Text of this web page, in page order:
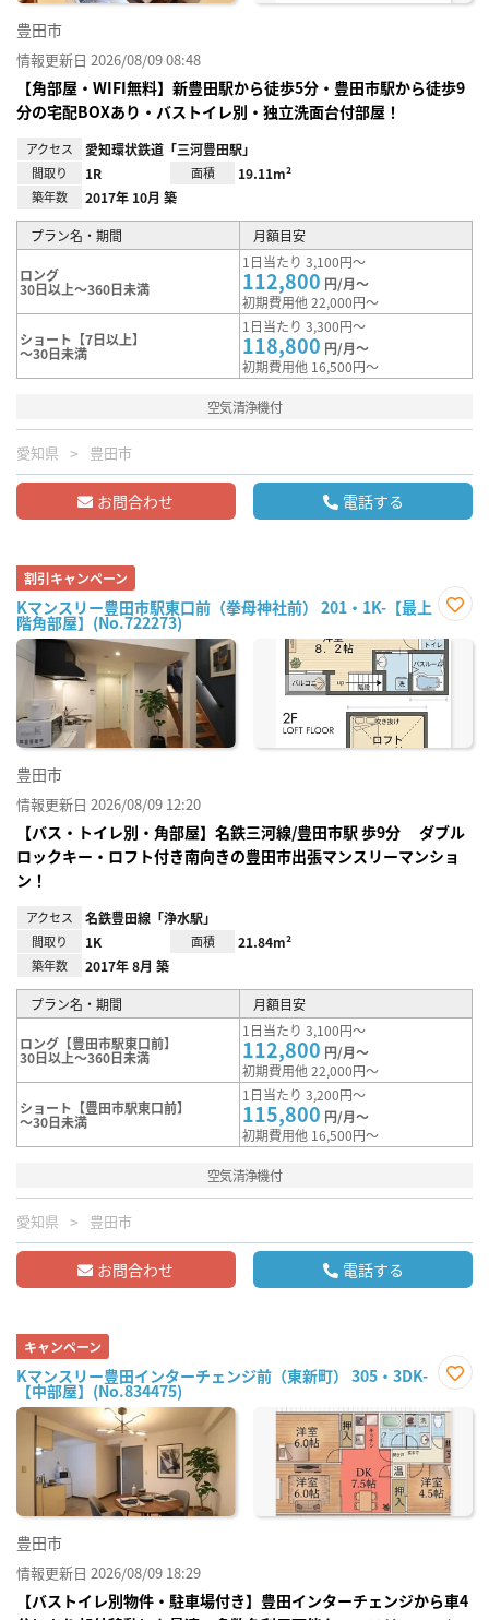
豊田市
情報更新日 2026/08/09 08:48
【角部屋・WIFI無料】新豊田駅から徒歩5分・豊田市駅から徒歩9
分の宅配BOXあり・バストイレ別・独立洗面台付部屋！
アクセス 愛知環状鉄道「三河豊田駅」
間取り 1R 面積 19.11m²
築年数 2017年 10月 築
プラン名・期間 月額目安
ロング
30日以上～360日未満
1日当たり 3,100円～
112,800 円/月～
初期費用他 22,000円～
ショート【7日以上】
～30日未満
1日当たり 3,300円～
118,800 円/月～
初期費用他 16,500円～
空気清浄機付
愛知県 豊田市
お問合わせ 電話する
割引キャンペーン
Kマンスリー豊田市駅東口前（拳母神社前） 201・1K-【最上
階角部屋】(No.722273)
に入
り登
録
豊田市
情報更新日 2026/08/09 12:20
【バス・トイレ別・角部屋】名鉄三河線/豊田市駅 歩9分 ダブル
ロックキー・ロフト付き南向きの豊田市出張マンスリーマンショ
ン！
アクセス 名鉄豊田線「浄水駅」
間取り 1K 面積 21.84m²
築年数 2017年 8月 築
プラン名・期間 月額目安
ロング【豊田市駅東口前】
30日以上～360日未満
1日当たり 3,100円～
112,800 円/月～
初期費用他 22,000円～
ショート【豊田市駅東口前】
～30日未満
1日当たり 3,200円～
115,800 円/月～
初期費用他 16,500円～
空気清浄機付
愛知県 豊田市
お問合わせ 電話する
キャンペーン
Kマンスリー豊田インターチェンジ前（東新町） 305・3DK-
【中部屋】(No.834475)
に入
り登
録
豊田市
情報更新日 2026/08/09 18:29
【バストイレ別物件・駐車場付き】豊田インターチェンジから車4